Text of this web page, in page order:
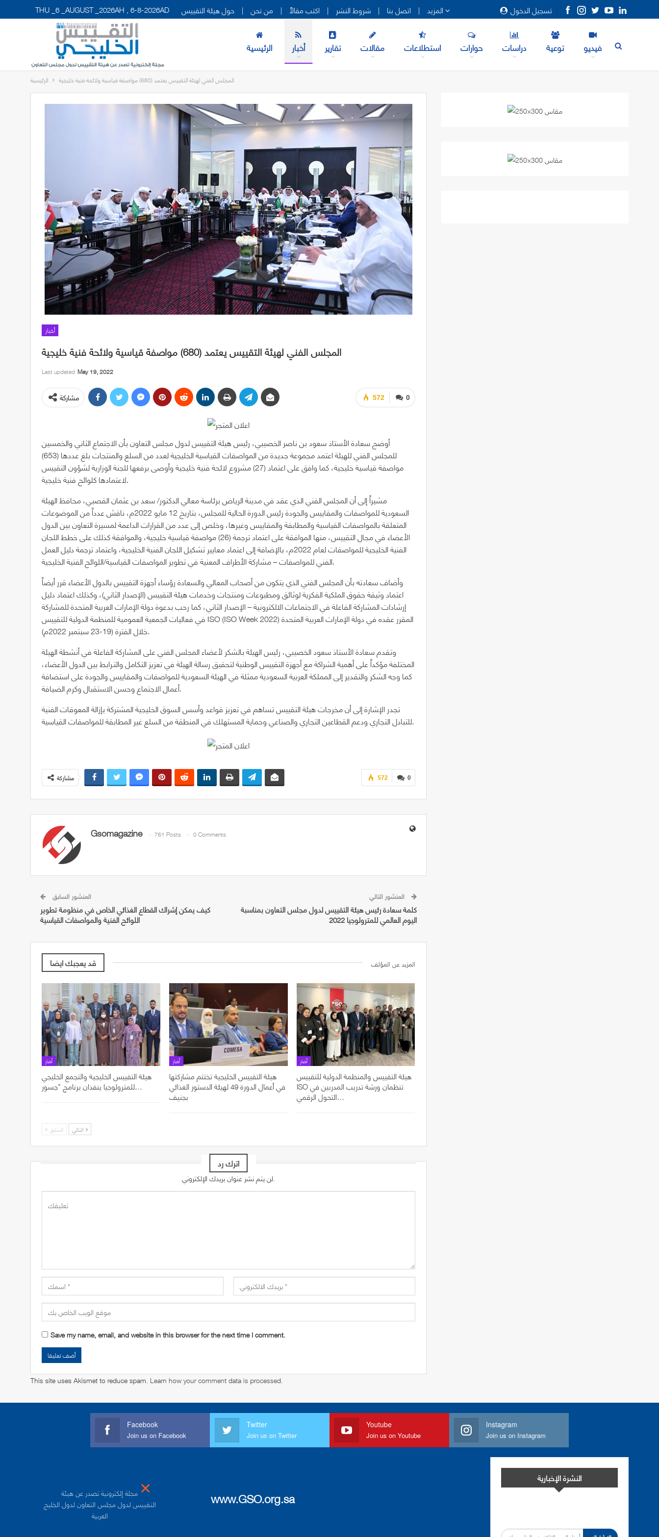
تسجيل الدخول THU _6 _AUGUST _2026AH , 6-8-2026AD حول هيئة التقييس | من نحن | اكتب مقالاً | شروط النشر | اتصل بنا |
الرئيسية أخبار تقارير مقالات استطلاعات حوارات دراسات توعية فيديو
الرئيسية المجلس الفني لهيئة التقييس يعتمد (680) مواصفة قياسية ولائحة فنية خليجية
أخبار
المجلس الفني لهيئة التقييس يعتمد (680) مواصفة قياسية ولائحة فنية خليجية
Last updated May 19, 2022
0
572 مشاركة
أوضح سعادة الأستاذ سعود بن ناصر الخصيبي، رئيس هيئة التقييس لدول مجلس التعاون بأن الاجتماع الثاني والخمسين
للمجلس الفني للهيئة اعتمد مجموعة جديدة من المواصفات القياسية الخليجية لعدد من السلع والمنتجات بلغ عددها (653)
مواصفة قياسية خليجية، كما وافق على اعتماد (27) مشروع لائحة فنية خليجية وأوصى برفعها للجنة الوزارية لشؤون التقييس
لاعتمادها كلوائح فنية خليجية.
مشيراً إلى أن المجلس الفني الذي عقد في مدينة الرياض برئاسة معالي الدكتور/ سعد بن عثمان القصبي، محافظ الهيئة
السعودية للمواصفات والمقاييس والجودة رئيس الدورة الحالية للمجلس، بتاريخ 12 مايو 2022م، ناقش عدداً من الموضوعات
المتعلقة بالمواصفات القياسية والمطابقة والمقاييس وغيرها، وخلص إلى عدد من القرارات الداعمة لمسيرة التعاون بين الدول
الأعضاء في مجال التقييس، منها الموافقة على اعتماد ترجمة (26) مواصفة قياسية خليجية، والموافقة كذلك على خطط اللجان
الفنية الخليجية للمواصفات لعام 2022م، بالإضافة إلى اعتماد معايير تشكيل اللجان الفنية الخليجية، واعتماد ترجمة دليل العمل
الفني للمواصفات – مشاركة الأطراف المعنية في تطوير المواصفات القياسية/اللوائح الفنية الخليجية.
وأضاف سعادته بأن المجلس الفني الذي يتكون من أصحاب المعالي والسعادة رؤساء أجهزة التقييس بالدول الأعضاء قرر أيضاً
اعتماد وثيقة حقوق الملكية الفكرية لوثائق ومطبوعات ومنتجات وخدمات هيئة التقييس (الإصدار الثاني)، وكذلك اعتماد دليل
إرشادات المشاركة الفاعلة في الاجتماعات الالكترونية – الإصدار الثاني، كما رحب بدعوة دولة الإمارات العربية المتحدة للمشاركة
في فعاليات الجمعية العمومية للمنظمة الدولية للتقييس ISO (ISO Week 2022) المقرر عقده في دولة الإمارات العربية المتحدة
خلال الفترة (19-23 سبتمبر 2022م).
وتقدم سعادة الأستاذ سعود الخصيبي، رئيس الهيئة بالشكر لأعضاء المجلس الفني على المشاركة الفاعلة في أنشطة الهيئة
المختلفة مؤكداً على أهمية الشراكة مع أجهزة التقييس الوطنية لتحقيق رسالة الهيئة في تعزيز التكامل والتـرابط بين الدول الأعضاء،
كما وجه الشكر والتقدير إلى المملكة العربية السعودية ممثلة في الهيئة السعودية للمواصفات والمقاييس والجودة على استضافة
أعمال الاجتماع وحسن الاستقبال وكرم الضيافة.
تجدر الإشارة إلى أن مخرجات هيئة التقييس تساهم في تعزيز قواعد وأسس السوق الخليجية المشتركة بإزالة المعوقات الفنية
للتبادل التجاري ودعم القطاعين التجاري والصناعي وحماية المستهلك في المنطقة من السلع غير المطابقة للمواصفات القياسية.
0
572 مشاركة
Gsomagazine 761 Posts 0 Comments
المنشور السابق
كيف يمكن إشراك القطاع الغذائي الخاص في منظومة تطوير
اللوائح الفنية والمواصفات القياسية
المنشور التالي
كلمة سعادة رئيس هيئة التقييس لدول مجلس التعاون بمناسبة
اليوم العالمي للمترولوجيا 2022
قد يعجبك ايضا المزيد عن المؤلف
أخبار
هيئة التقييس الخليجية والتجمع الخليجي
للمترولوجيا ينفذان برنامج “جسور…
أخبار
هيئة التقييس الخليجية تختتم مشاركتها
في أعمال الدورة 49 لهيئة الدستور الغذائي
بجنيف
أخبار
هيئة التقييس والمنظمة الدولية للتقييس
ISO تنظمان ورشة تدريب المدربين في
التحول الرقمي…
السابق
اترك رد
لن يتم نشر عنوان بريدك الإلكتروني.
Save my name, email, and website in this browser for the next time I comment.
This site uses Akismet to reduce spam. Learn how your comment data is processed.
Facebook
Join us on Facebook
Twitter
Join us on Twitter
Youtube
Join us on Youtube
Instagram
Join us on Instagram
مجلة إلكترونية تصدر عن هيئة
التقييس لدول مجلس التعاون لدول الخليج
العربية
www.GSO.org.sa
النشرة الإخبارية ×